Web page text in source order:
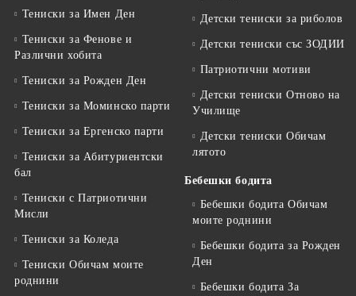
Тениски за Имен Ден
Тениски за Фенове и
Различни хобита
Тениски за Рожден Ден
Тениски за Mоминско парти
Тениски за Eргенско парти
Тениски за Aбитуриентски
бал
Тениски с Патриотични
Мисли
Тениски за Коледа
Тениски Обичам моите
роднини
Детски тениски за риболов
Детски тениски със ЗОДИИ
Патриотични мотиви
Детски тениски Отново на
Училище
Детски тениски Обичам
лятото
Бебешки бодита
Бебешки бодита Обичам
моите роднини
Бебешки бодита за Рожден
Ден
Бебешки бодита За